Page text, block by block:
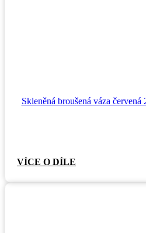
Skleněná broušená váza
VÍCE O DÍLE